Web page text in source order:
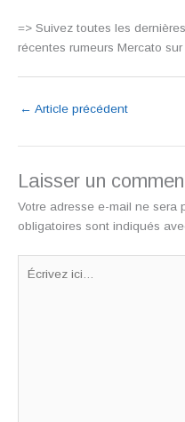
=> Suivez toutes les
récentes rumeurs Mercato
← Article précédent
Laisser un
Votre adresse e-mail ne sera
obligatoires sont indiqués